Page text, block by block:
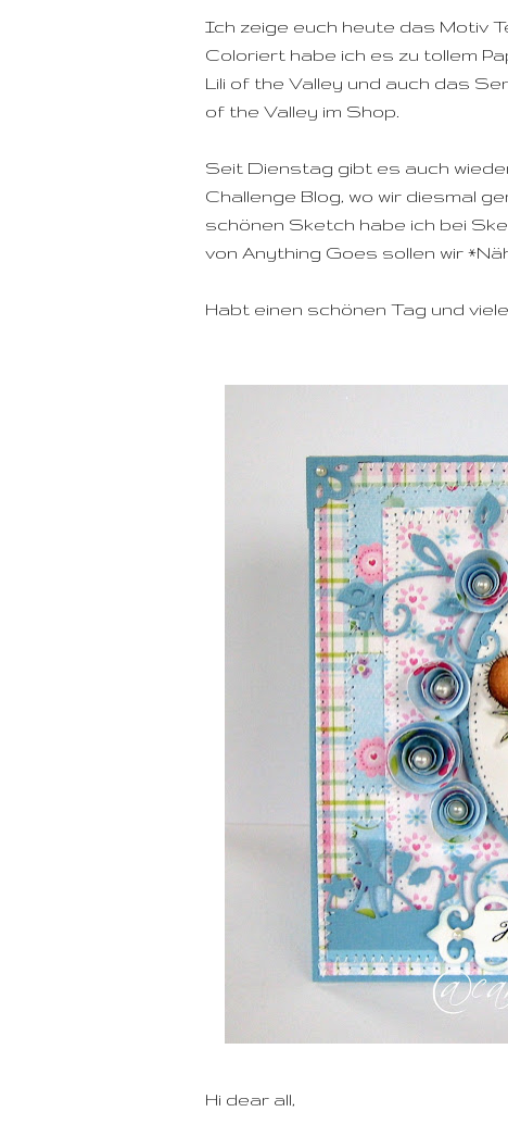
Ich zeige euch heute das Motiv
Coloriert habe ich es zu tollem
Lili of the Valley und auch das
of the Valley im Shop.
Seit Dienstag gibt es auch
Challenge Blog, wo wir diesmal
schönen Sketch habe ich bei
von Anything Goes sollen wir
Habt einen schönen Tag und
Hi dear all,